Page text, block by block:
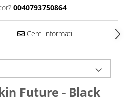
0040793750864
Cere informatii
Future - Black